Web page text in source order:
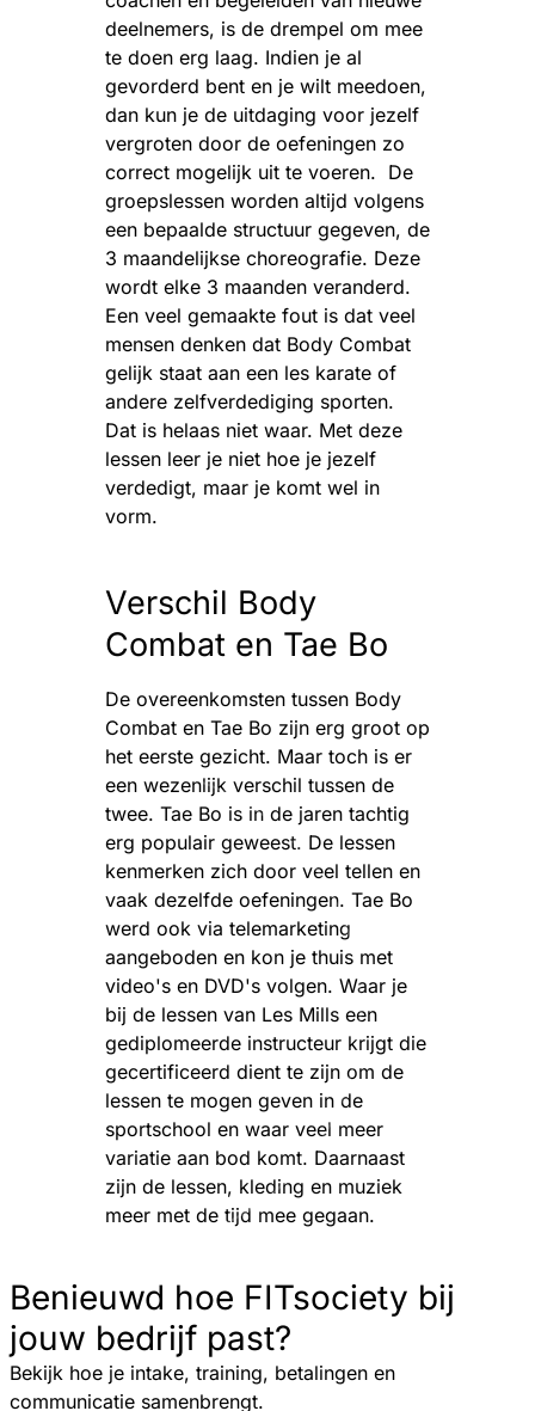
deelnemers, is de drempel om mee
te doen erg laag. Indien je al
gevorderd bent en je wilt meedoen,
dan kun je de uitdaging voor jezelf
vergroten door de oefeningen zo
correct mogelijk uit te voeren. De
groepslessen worden altijd volgens
een bepaalde structuur gegeven, de
3 maandelijkse choreografie. Deze
wordt elke 3 maanden veranderd.
Een veel gemaakte fout is dat veel
mensen denken dat Body Combat
gelijk staat aan een les karate of
andere zelfverdediging sporten.
Dat is helaas niet waar. Met deze
lessen leer je niet hoe je jezelf
verdedigt, maar je komt wel in
vorm.
Verschil Body
Combat en Tae Bo
De overeenkomsten tussen Body
Combat en Tae Bo zijn erg groot op
het eerste gezicht. Maar toch is er
een wezenlijk verschil tussen de
twee. Tae Bo is in de jaren tachtig
erg populair geweest. De lessen
kenmerken zich door veel tellen en
vaak dezelfde oefeningen. Tae Bo
werd ook via telemarketing
aangeboden en kon je thuis met
video's en DVD's volgen. Waar je
bij de lessen van Les Mills een
gediplomeerde instructeur krijgt die
gecertificeerd dient te zijn om de
lessen te mogen geven in de
sportschool en waar veel meer
variatie aan bod komt. Daarnaast
zijn de lessen, kleding en muziek
meer met de tijd mee gegaan.
Benieuwd hoe FITsociety bij
jouw bedrijf past?
Bekijk hoe je intake, training, betalingen en
communicatie samenbrengt.